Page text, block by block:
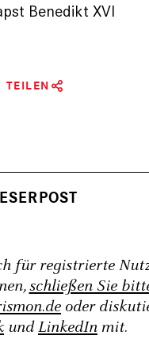
Benedikt XVI
TEILEN
für registrierte
schließen Sie
oder
undLinkedIn mit.